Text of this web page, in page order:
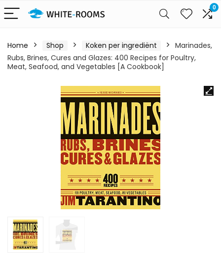
0
Home Shop Koken per ingrediënt
Marinades,
Rubs, Brines, Cures and Glazes: 400 Recipes for Poultry,
Meat, Seafood, and Vegetables [A Cookbook]